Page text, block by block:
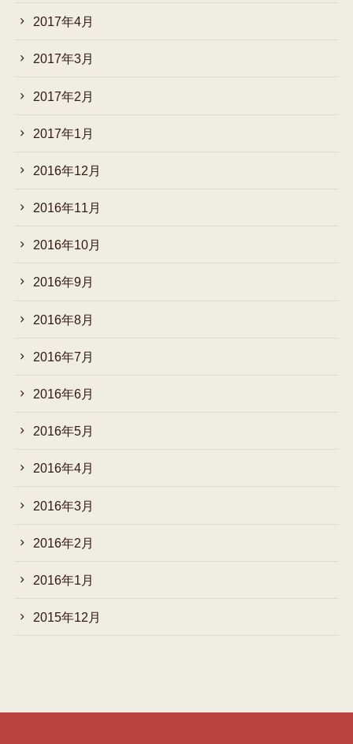
2017年4月
2017年3月
2017年2月
2017年1月
2016年12月
2016年11月
2016年10月
2016年9月
2016年8月
2016年7月
2016年6月
2016年5月
2016年4月
2016年3月
2016年2月
2016年1月
2015年12月